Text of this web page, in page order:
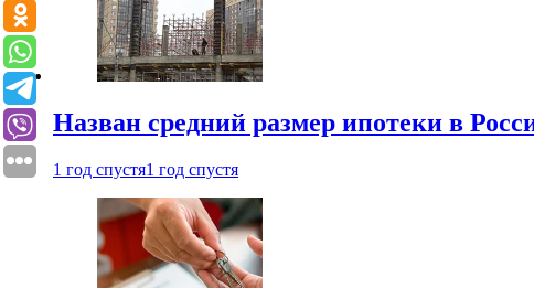
Назван средний размер ипотеки в
1 год спустя1 год спустя